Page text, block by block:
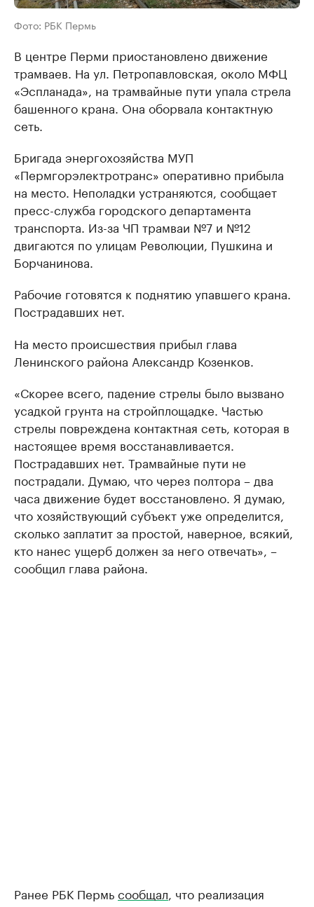
Фото: РБК Пермь
В центре Перми приостановлено движение
трамваев. На ул. Петропавловская, около МФЦ
«Эспланада», на трамвайные пути упала стрела
башенного крана. Она оборвала контактную
сеть.
Бригада энергохозяйства МУП
«Пермгорэлектротранс» оперативно прибыла
на место. Неполадки устраняются, сообщает
пресс-служба городского департамента
транспорта. Из-за ЧП трамваи №7 и №12
двигаются по улицам Революции, Пушкина и
Борчанинова.
Рабочие готовятся к поднятию упавшего крана.
Пострадавших нет.
На место происшествия прибыл глава
Ленинского района Александр Козенков.
«Скорее всего, падение стрелы было вызвано
усадкой грунта на стройплощадке. Частью
стрелы повреждена контактная сеть, которая в
настоящее время восстанавливается.
Пострадавших нет. Трамвайные пути не
пострадали. Думаю, что через полтора – два
часа движение будет восстановлено. Я думаю,
что хозяйствующий субъект уже определится,
сколько заплатит за простой, наверное, всякий,
кто нанес ущерб должен за него отвечать», –
сообщил глава района.
Ранее РБК Пермьсообщал , что реализация